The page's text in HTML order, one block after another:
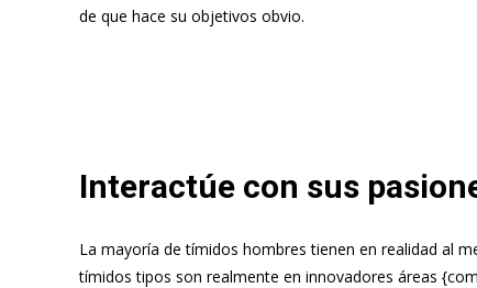
de que hace su objetivos obvio.
Interactúe con sus
La mayoría de tímidos hombres tienen en realidad al
tímidos tipos son realmente en innovadores áreas